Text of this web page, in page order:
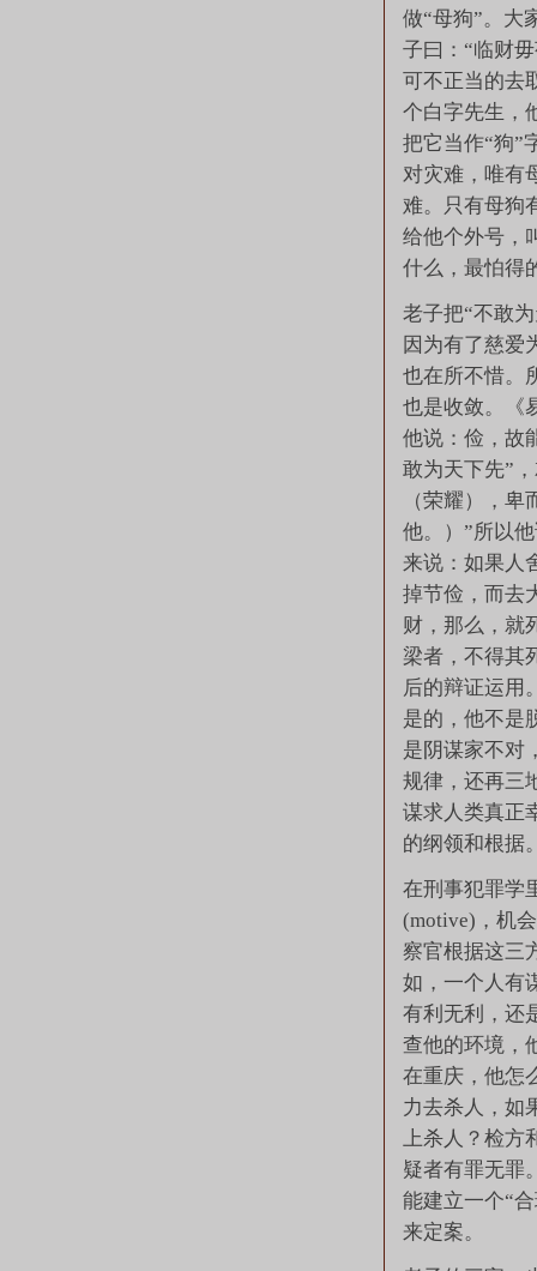
做“母狗”。大
子曰：“临财
可不正当的去
个白字先生，
把它当作“狗”
对灾难，唯有
难。只有母狗
给他个外号，
什么，最怕得
老子把“不敢
因为有了慈爱
也在所不惜。
也是收敛。《
他说：俭，故
敢为天下先”
（荣耀），
他。）”所以
来说：如果人
掉节俭，而去
财，那么，就
梁者，不得其
后的辩证运用
是的，他不是
是阴谋家不对
规律，还再三
谋求人类真正
的纲领和根据
在刑事犯罪学
(motive)，机
察官根据这三
如，一个人有
有利无利，还
查他的环境，
在重庆，他怎
力去杀人，如
上杀人？检方
疑者有罪无罪
能建立一个“
来定案。